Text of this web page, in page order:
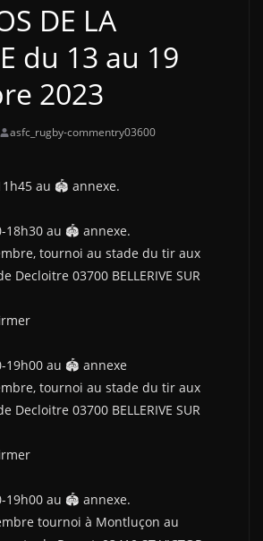
DE LA
du 13 au 19
2023
asfc_rugby-commentry03600
au 🏟 annexe.
18h30 au 🏟 annexe.
tournoi au stade du tir aux
Decloitre 03700 BELLERIVE SUR
19h00 au 🏟 annexe
tournoi au stade du tir aux
Decloitre 03700 BELLERIVE SUR
19h00 au 🏟 annexe.
tournoi à Montluçon au